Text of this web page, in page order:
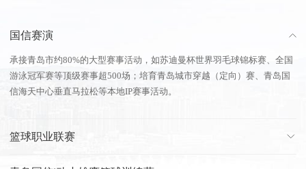
国信赛演
承接青岛市约80%的大型赛事活动，如苏迪曼杯世界羽毛球锦标赛、全国
游泳冠军赛等顶级赛事超500场；培育青岛城市穿越（定向）赛、青岛国
信海天中心垂直马拉松等本地IP赛事活动。
篮球职业联赛